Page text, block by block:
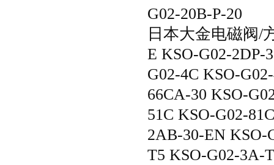
G02-20B-P-20
日本大金电磁阀/
E KSO-G02-2DP-
G02-4C KSO-
66CA-30 KSO-
51C KSO-G02-
2AB-30-EN KSO-
T5 KSO-G02-3A-